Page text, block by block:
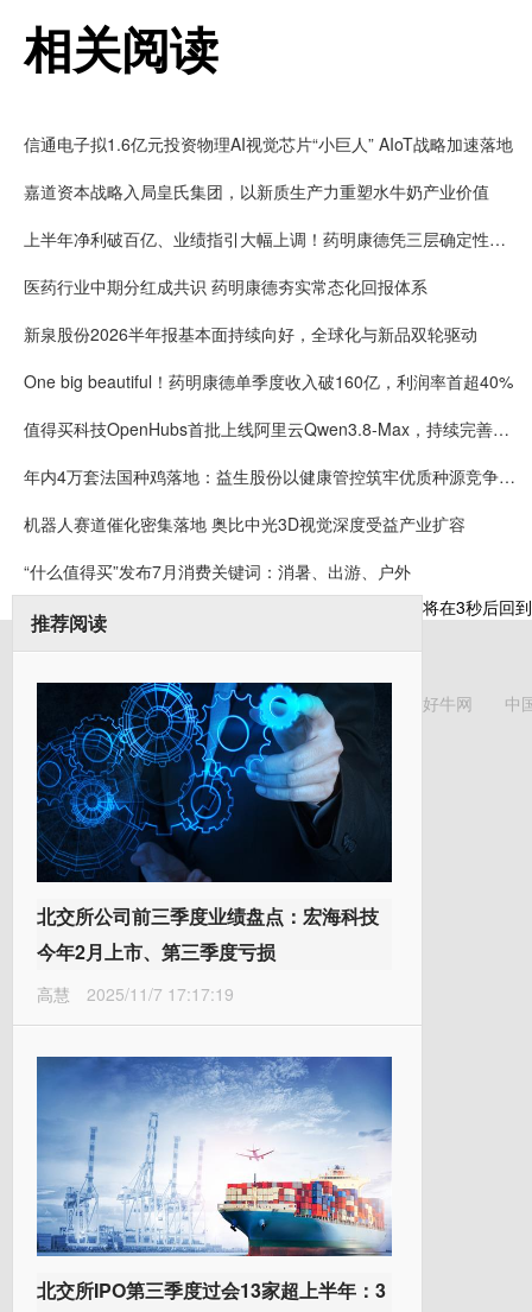
相关阅读
信通电子拟1.6亿元投资物理AI视觉芯片“小巨人” AIoT战略加速落地
嘉道资本战略入局皇氏集团，以新质生产力重塑水牛奶产业价值
上半年净利破百亿、业绩指引大幅上调！药明康德凭三层确定性接住K型分化红利
医药行业中期分红成共识 药明康德夯实常态化回报体系
新泉股份2026半年报基本面持续向好，全球化与新品双轮驱动
One big beautiful！药明康德单季度收入破160亿，利润率首超40%
值得买科技OpenHubs首批上线阿里云Qwen3.8-Max，持续完善企业多模型服务
年内4万套法国种鸡落地：益生股份以健康管控筑牢优质种源竞争壁垒
机器人赛道催化密集落地 奥比中光3D视觉深度受益产业扩容
“什么值得买”发布7月消费关键词：消暑、出游、户外
推荐阅读
北交所公司前三季度业绩盘点：宏海科技
今年2月上市、第三季度亏损
高慧 2025/11/7 17:17:19
北交所IPO第三季度过会13家超上半年：3
将在3秒后回
好牛网 中